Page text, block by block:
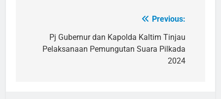
Previous:
Pj Gubernur dan Kapolda Kaltim Tinjau
Pelaksanaan Pemungutan Suara Pilkada
2024